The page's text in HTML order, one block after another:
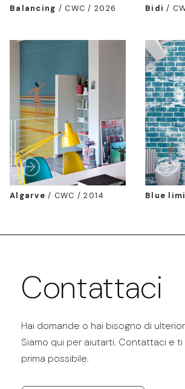
Balancing /CWC / 2026 Bidi /
Algarve / CWC / 2014 Blue
Contattaci
Hai domande o hai bisogno di
Siamo qui per aiutarti. Contattaci e
prima possibile.